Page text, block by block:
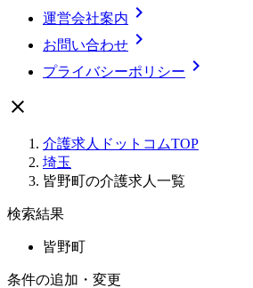
運営会社案内 
お問い合わせ 
プライバシーポリシー 

介護求人ドットコムTOP
埼玉
皆野町の介護求人一覧
検索結果
皆野町
条件の追加・変更